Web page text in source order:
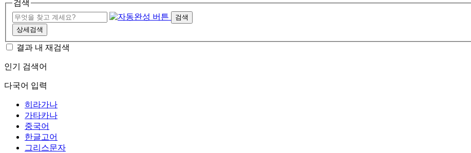
검색
검색
상세검색
결과 내 재검색
인기 검색어
다국어 입력
히라가나
가타카나
중국어
한글고어
그리스문자